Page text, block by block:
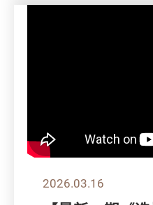
2026.03.16